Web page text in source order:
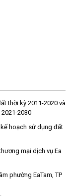
thời kỳ 2011-2020 và
2030
hoạch sử dụng đất
mại dịch vụ Ea
phường EaTam, TP